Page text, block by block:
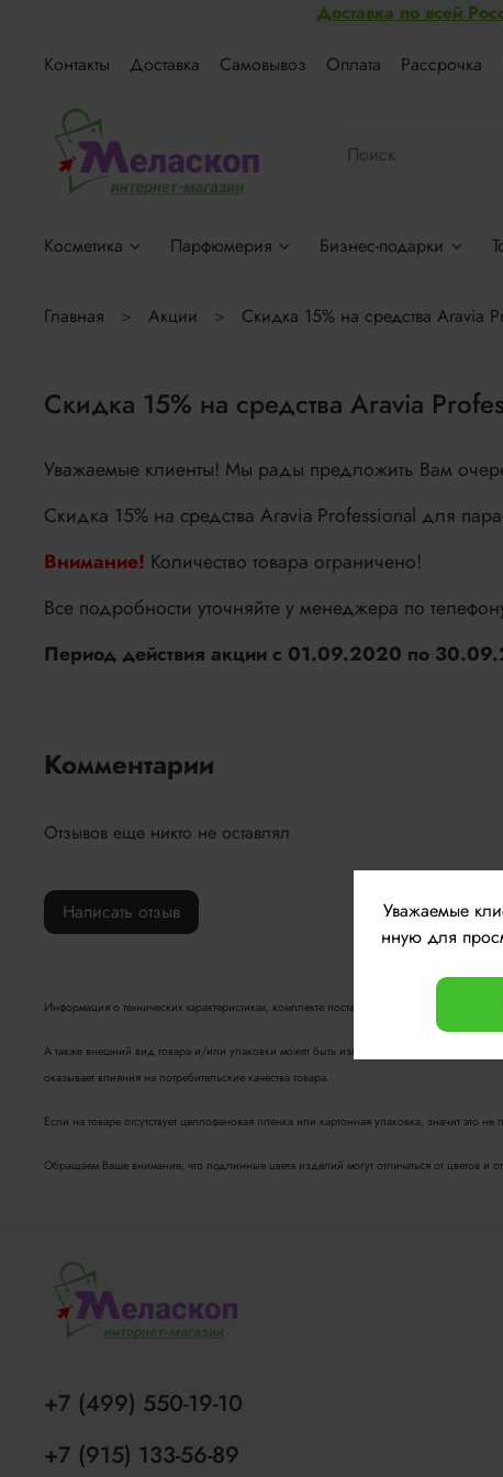
Доставка по всей
Контакты Доставка Самовывоз Оплата Рассрочка
Косметика Парфюмерия Бизнес-подарки
Главная Акции Скидка 15% на средства Aravia
Скидка 15% на средства Aravia
Уважаемые клиенты! Мы рады предложить Вам
Скидка 15% на средства Aravia Professional для
Внимание! Количество товара ограничено!
Все подробности уточняйте у менеджера по
Период действия акции с 01.09.2020 по
Комментарии
Отзывов еще никто не оставлял
Написать отзыв
Информация о технических характеристиках, комплекте поставки, стране
А также внешний вид товара и/или упаковки может быть изменён изготовителем и
оказывает влияния на потребительские качества товара.
Если на товаре отсутствует целлофановая пленка или картонная упаковка, значит это
Обращаем Ваше внимание, что подлинные цвета изделий могут отличаться от цветов и
+7 (499) 550-19-10
+7 (915) 133-56-89
Уважаемые
нную для